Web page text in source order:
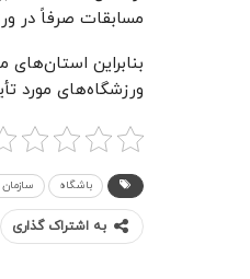
مسابقات صرفاً در
بنابراین
ورزشگاه‌های مورد
باشگاه
به اشتراک گذاری